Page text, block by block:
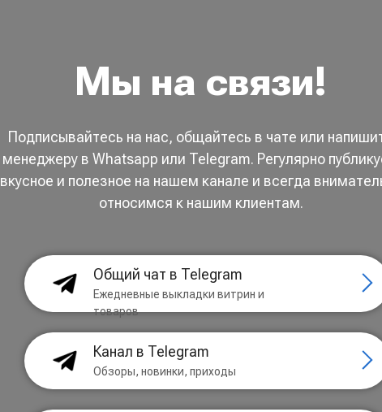
Мы на связи!
Подписывайтесь на нас, общайтесь в чате или
менеджеру в Whatsapp или Telegram. Регулярно
вкусное и полезное на нашем канале и всегда
относимся к нашим клиентам.
Общий чат в Telegram
Ежедневные выкладки витрин и
товаров
Канал в Telegram
Обзоры, новинки, приходы